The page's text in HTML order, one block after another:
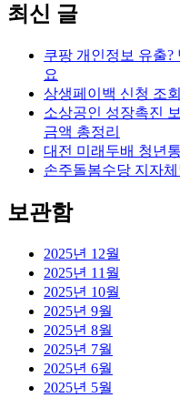
최신 글
쿠팡 개인정보 유출?
요
상생페이백 신청 조
소상공인 성장촉진
금액 총정리
대전 미래두배 청년
손주돌봄수당 지자
보관함
2025년 12월
2025년 11월
2025년 10월
2025년 9월
2025년 8월
2025년 7월
2025년 6월
2025년 5월